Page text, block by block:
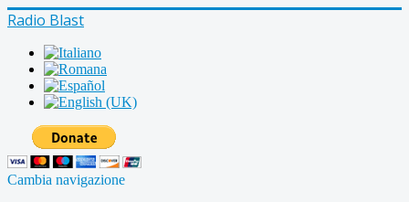
Radio Blast
Cambia navigazione